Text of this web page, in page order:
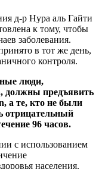
д-р Нура аль Гайти
к тому, чтобы
заболевания.
в тот же день,
контроля.
люди,
должны предъявить
а те, кто не были
отрицательный
96 часов.
с использованием
населения.